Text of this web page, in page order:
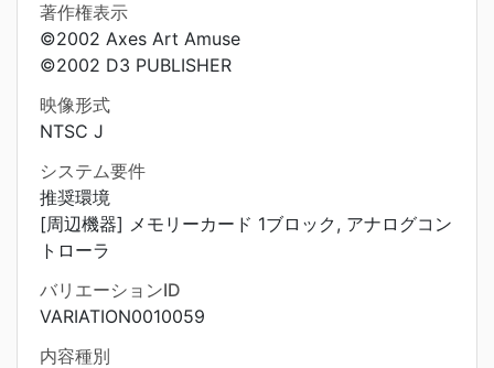
著作権表示
©2002 Axes Art Amuse
©2002 D3 PUBLISHER
映像形式
NTSC J
システム要件
推奨環境
[周辺機器] メモリーカード 1ブロック, アナログコン
トローラ
バリエーションID
VARIATION0010059
内容種別